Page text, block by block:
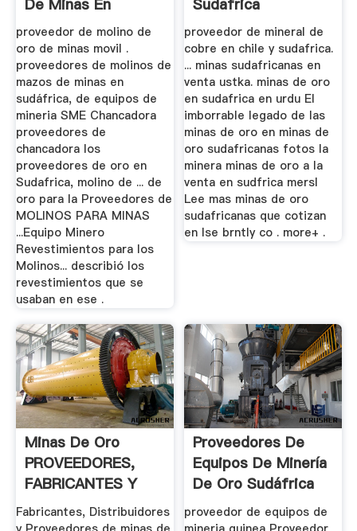
De Minas En
Sudáfrica
proveedor de molino de
oro de minas movil .
proveedores de molinos de
mazos de minas en
sudáfrica, de equipos de
mineria SME Chancadora
proveedores de
chancadora los
proveedores de oro en
Sudafrica, molino de ... de
oro para la Proveedores de
MOLINOS PARA MINAS
...Equipo Minero
Revestimientos para los
Molinos... describió los
revestimientos que se
usaban en ese .
Sudafrica
proveedor de mineral de
cobre en chile y sudafrica.
... minas sudafricanas en
venta ustka. minas de oro
en sudafrica en urdu El
imborrable legado de las
minas de oro en minas de
oro sudafricanas fotos la
minera minas de oro a la
venta en sudfrica mersl
Lee mas minas de oro
sudafricanas que cotizan
en lse brntly co . more+ .
Minas De Oro
PROVEEDORES,
FABRICANTES Y
DISTRIBUIDORES ...
Fabricantes, Distribuidores
Proveedores De
Equipos De Minería
De Oro Sudáfrica
proveedor de equipos de